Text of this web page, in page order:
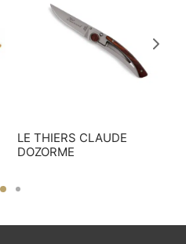
LE THIERS CLAUDE
DOZORME